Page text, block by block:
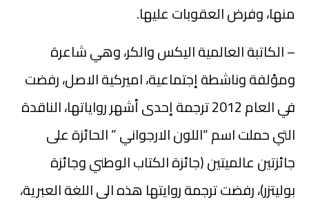
منها، وفرض العقوبات عليها.
– الكاتبة العالمية اليكس والكر، وهي شاعرة
ومؤلفة وناشطة إجتماعية، اميركية الاصل، رفضت
في العام 2012 ترجمة إحدى أشهر رواياتها، الناقدة
التي حملت اسم “اللون الارجواني ” الحائزة على
جائزتين عالميتين (جائزة الكتاب الوطني وجائزة
بوليتزر)، رفضت ترجمة روايتها هذه الى اللغة العبرية،